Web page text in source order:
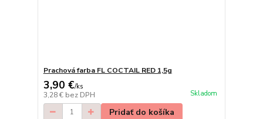
Prachová farba FL COCTAIL RED 1,5g
3,90 €/ks
3,28 € bez DPH Skladom
Pridať do košíka